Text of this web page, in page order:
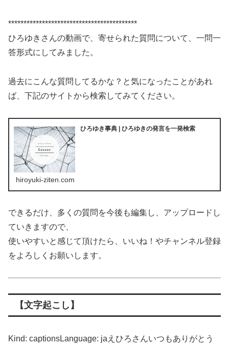
******************************************
ひろゆきさんの動画で、寄せられた質問について、一問一
答形式にしてみました。
過去にこんな質問してるかな？と気になったことがあれ
ば、下記のサイトから検索してみてください。
ひろゆき事典 | ひろゆきの発言を一発検索
hiroyuki-ziten.com
できるだけ、多くの質問を今後も編集し、アップロードし
ていきますので、
使いやすいと感じて頂けたら、いいね！やチャンネル登録
をよろしくお願いします。
【文字起こし】
Kind: captionsLanguage: jaえひろさんいつもありがとう